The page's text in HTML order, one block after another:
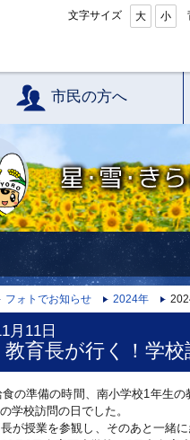
文字サイズ 大 小
市民の方へ
星・
フォトでお知らせ 2024年
月11日
育長が行く！学校
食の準備の時間、南小学校1年生
学校訪問の日でした。
が授業を参観し、そのあと一緒